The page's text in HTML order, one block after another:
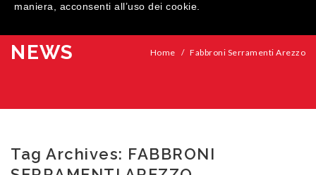
HOME
COMPANY
Wood
Doors
CONTACTS
NEWS Home / Fabbroni Serramenti Arezzo
Tag Archives: FABBRONI
maniera, acconsenti all’uso dei cookie.